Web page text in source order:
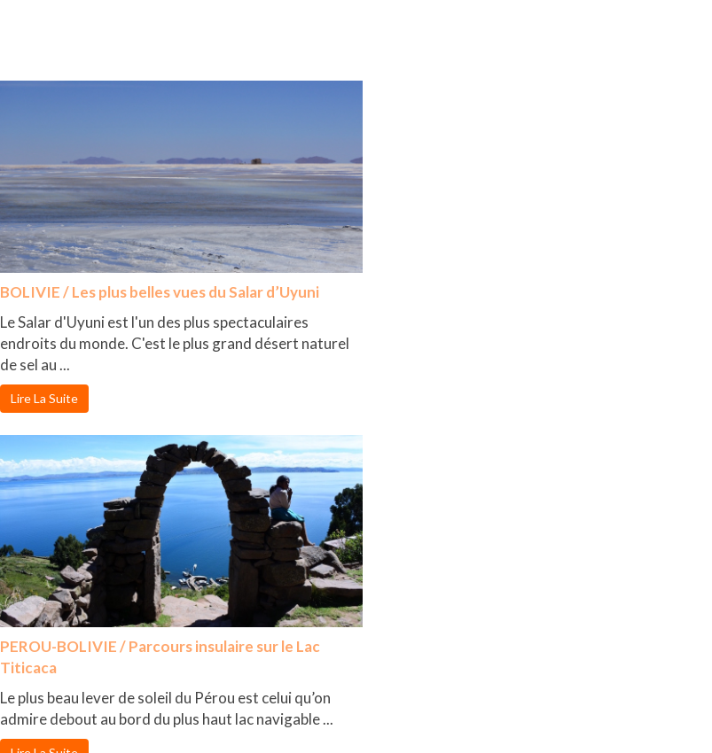
BOLIVIE / Les plus belles vues du Salar d’Uyuni
Le Salar d'Uyuni est l'un des plus spectaculaires
endroits du monde. C'est le plus grand désert naturel
de sel au ...
Lire La Suite
PEROU-BOLIVIE / Parcours insulaire sur le Lac
Titicaca
Le plus beau lever de soleil du Pérou est celui qu’on
admire debout au bord du plus haut lac navigable ...